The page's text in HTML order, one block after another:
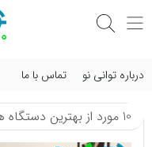
درباره توانی نو تماس با ما
10 مورد از بهترین دستگاه‌ های تصفیه هوا